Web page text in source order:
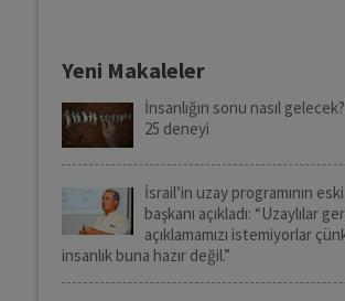
Yeni Makaleler
İnsanlığın sonu nasıl
25 deneyi
İsrail’in uzay programının eski
başkanı açıkladı: “Uzaylılar
açıklamamızı istemiyorlar
insanlık buna hazır değil.”